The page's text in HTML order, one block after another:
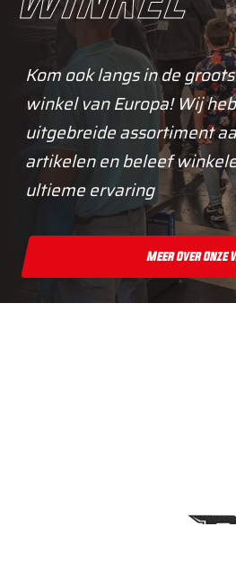
Kom ook langs in de
winkel van Europa! Wij
uitgebreide assortiment
artikelen en beleef
ultieme ervaring
Meer Over Onze